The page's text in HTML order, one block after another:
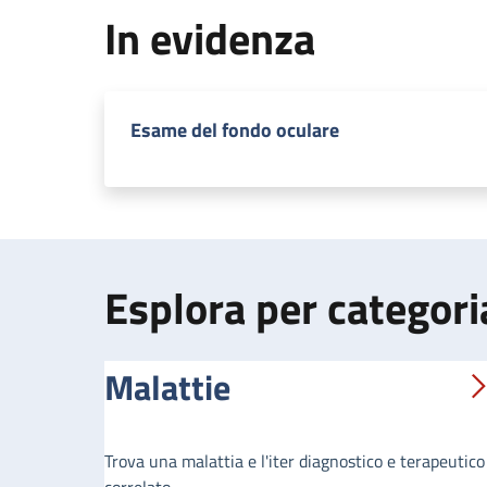
In evidenza
Esame del fondo oculare
Esplora per
Malattie
Trova una malattia e l'iter diagnostico e terapeutico